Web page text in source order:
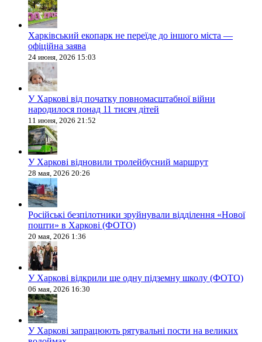
Харківський екопарк не переїде до іншого міста —
офіційна заява
24 июня, 2026 15:03
У Харкові від початку повномасштабної війни
народилося понад 11 тисяч дітей
11 июня, 2026 21:52
У Харкові відновили тролейбусний маршрут
28 мая, 2026 20:26
Російські безпілотники зруйнували відділення «Нової
пошти» в Харкові (ФОТО)
20 мая, 2026 1:36
У Харкові відкрили ще одну підземну школу (ФОТО)
06 мая, 2026 16:30
У Харкові запрацюють рятувальні пости на великих